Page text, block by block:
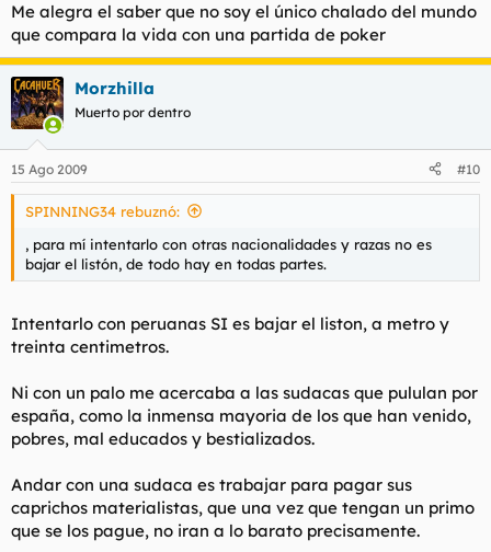
Me alegra el saber que no soy el único chalado del mundo
que compara la vida con una partida de poker
Morzhilla
Muerto por dentro
15 Ago 2009 #10
SPINNING34 rebuznó:
, para mí intentarlo con otras nacionalidades y razas no es
bajar el listón, de todo hay en todas partes.
Intentarlo con peruanas SI es bajar el liston, a metro y
treinta centimetros.
Ni con un palo me acercaba a las sudacas que pululan por
españa, como la inmensa mayoria de los que han venido,
pobres, mal educados y bestializados.
Andar con una sudaca es trabajar para pagar sus
caprichos materialistas, que una vez que tengan un primo
que se los pague, no iran a lo barato precisamente.